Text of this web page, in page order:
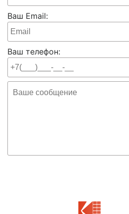
Ваш Email:
Ваш телефон: